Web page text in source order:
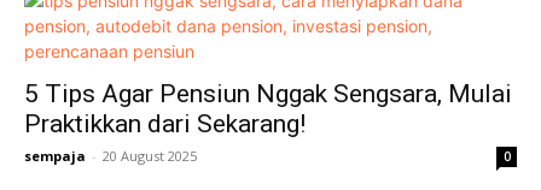
5 Tips Agar Pensiun Nggak Sengsara, Mulai
Praktikkan dari Sekarang!
sempaja - 20 August 2025 0